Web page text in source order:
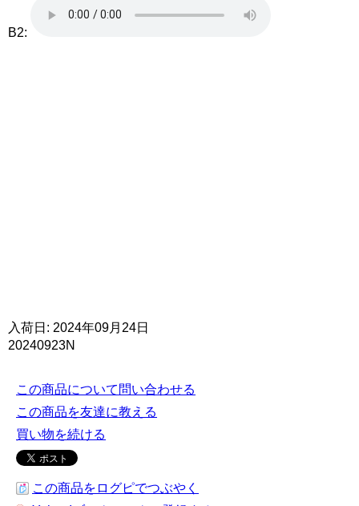
B2:
入荷日: 2024年09月24日
20240923N
この商品について問い合わせる
この商品を友達に教える
買い物を続ける
この商品をログピでつぶやく